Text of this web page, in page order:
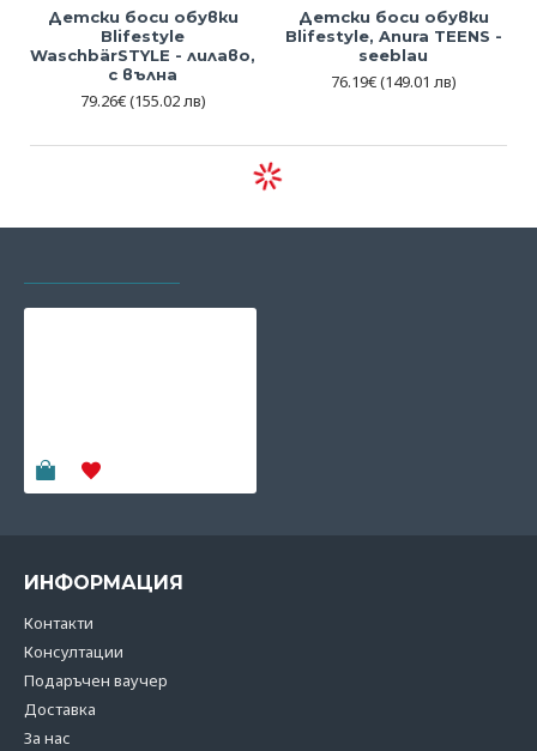
Детски боси обувки
Blifestyle
WaschbärSTYLE - лилаво,
с вълна
79.26€(155.02 лв)
Детски боси обувки
Blifestyle, Anura TEENS -
seeblau
76.19€(149.01 лв)
ИНФОРМАЦИЯ
Контакти
Консултации
Подаръчен ваучер
Доставка
За нас